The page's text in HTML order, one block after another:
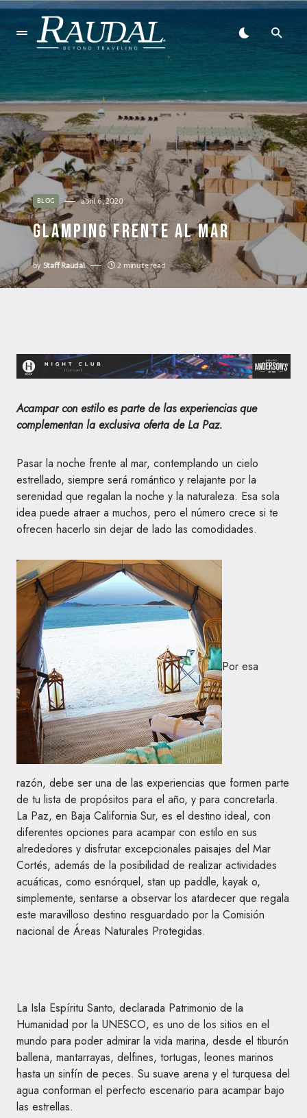
BLOG abril 6, 2020
GLAMPING FRENTE AL MAR
byStaff Raudal 2 minute read
Acampar con estilo es parte de las experiencias que
complementan la exclusiva oferta de La Paz.
Pasar la noche frente al mar, contemplando un cielo
estrellado, siempre será romántico y relajante por la
serenidad que regalan la noche y la naturaleza. Esa sola
idea puede atraer a muchos, pero el número crece si te
ofrecen hacerlo sin dejar de lado las comodidades.
Por esa
razón, debe ser una de las experiencias que formen parte
de tu lista de propósitos para el año, y para concretarla.
La Paz, en Baja California Sur, es el destino ideal, con
diferentes opciones para acampar con estilo en sus
alrededores y disfrutar excepcionales paisajes del Mar
Cortés, además de la posibilidad de realizar actividades
acuáticas, como esnórquel, stan up paddle, kayak o,
simplemente, sentarse a observar los atardecer que regala
este maravilloso destino resguardado por la Comisión
nacional de Áreas Naturales Protegidas.
La Isla Espíritu Santo, declarada Patrimonio de la
Humanidad por la UNESCO, es uno de los sitios en el
mundo para poder admirar la vida marina, desde el tiburón
ballena, mantarrayas, delfines, tortugas, leones marinos
hasta un sinfín de peces. Su suave arena y el turquesa del
agua conforman el perfecto escenario para acampar bajo
las estrellas.